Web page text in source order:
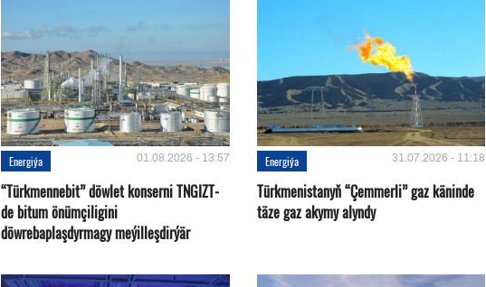
Energiýa 01.08.2026 - 13:57
“Türkmennebit” döwlet konserni TNGIZT-
de bitum önümçiligini
döwrebaplaşdyrmagy meýilleşdirýär
Energiýa 31.07.2026 - 11:18
Türkmenistanyň “Çemmerli” gaz käninde
täze gaz akymy alyndy